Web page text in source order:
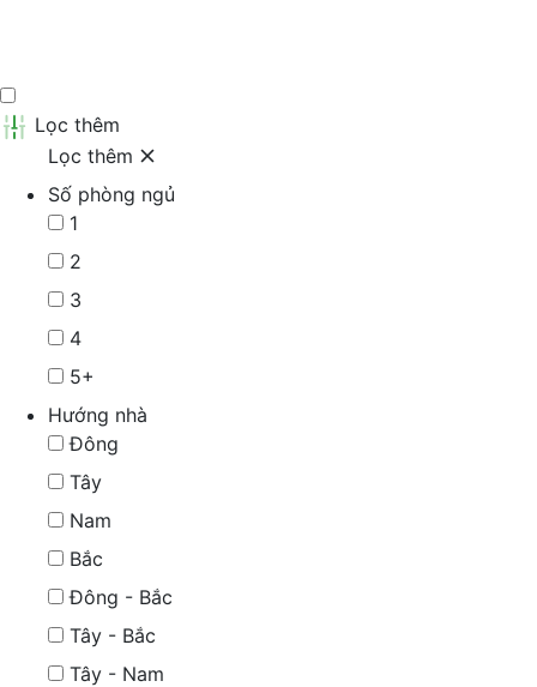
Lọc thêm
Lọc thêm
Số phòng ngủ
1
2
3
4
5+
Hướng nhà
Đông
Tây
Nam
Bắc
Đông - Bắc
Tây - Bắc
Tây - Nam